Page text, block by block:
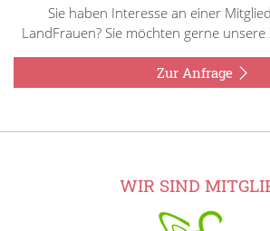
Sie haben Interesse an einer
LandFrauen? Sie möchten gerne
Zur Anfrage
WIR SIND